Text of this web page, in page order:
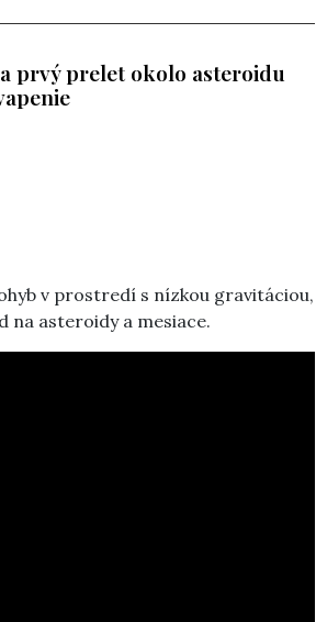
prvý prelet okolo asteroidu
v prostredí s nízkou gravitáciou,
na asteroidy a mesiace.